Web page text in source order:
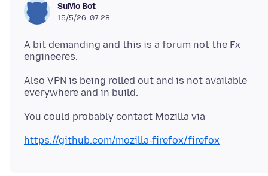
SuMo Bot
15/5/26, 07:28
A bit demanding and this is a forum not the Fx
Also VPN is being rolled out and is not available
https://github.com/mozilla-firefox/firefox